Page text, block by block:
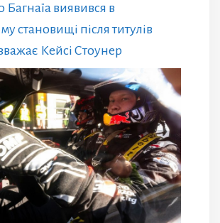
виявився в
становищі після титулів
Кейсі Стоунер